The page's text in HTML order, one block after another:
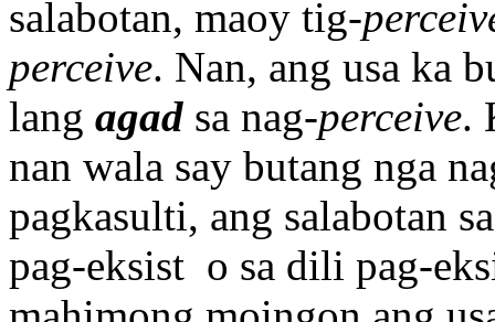
salabotan, maoy tig-
perceive. Nan, ang usa ka
lang agad sa nag-perceive.
nan wala say butang nga
pagkasulti, ang salabotan
pag-eksist o sa dili pag-